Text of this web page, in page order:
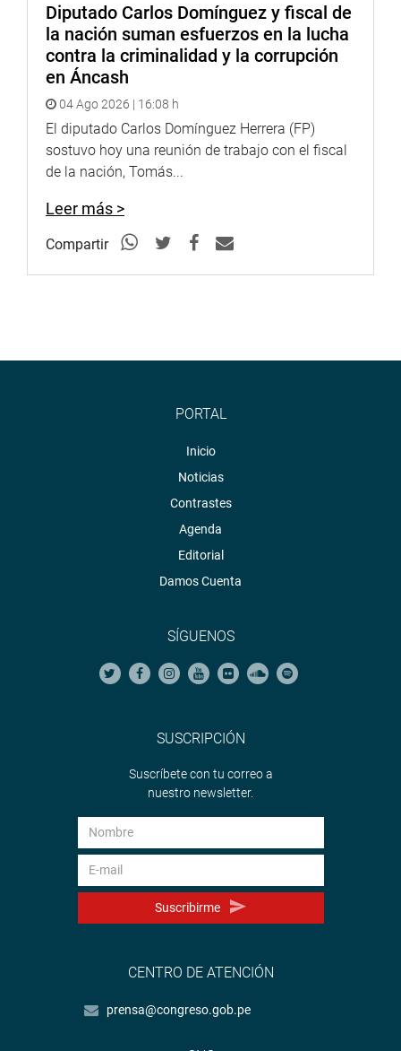
Diputado Carlos Domínguez y fiscal de
la nación suman esfuerzos en la lucha
contra la criminalidad y la corrupción
en Áncash
04 Ago 2026 | 16:08 h
El diputado Carlos Domínguez Herrera (FP)
sostuvo hoy una reunión de trabajo con el fiscal
de la nación, Tomás...
Leer más >
Compartir
PORTAL
Inicio
Noticias
Contrastes
Agenda
Editorial
Damos Cuenta
SÍGUENOS
SUSCRIPCIÓN
Suscríbete con tu correo a
nuestro newsletter.
Suscribirme
CENTRO DE ATENCIÓN
prensa@congreso.gob.pe